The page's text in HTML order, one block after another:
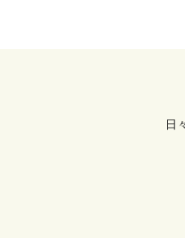
日